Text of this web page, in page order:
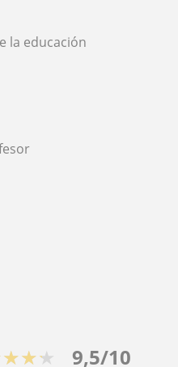
la educación
9,5/10